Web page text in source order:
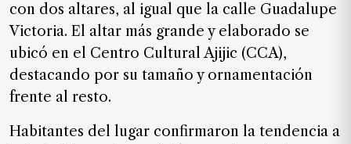
con dos altares, al igual que la calle Guadalupe
Victoria. El altar más grande y elaborado se
ubicó en el Centro Cultural Ajijic (CCA),
destacando por su tamaño y ornamentación
frente al resto.
Habitantes del lugar confirmaron la tendencia a